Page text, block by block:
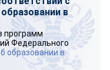
в
программ
Федерального
образовании в